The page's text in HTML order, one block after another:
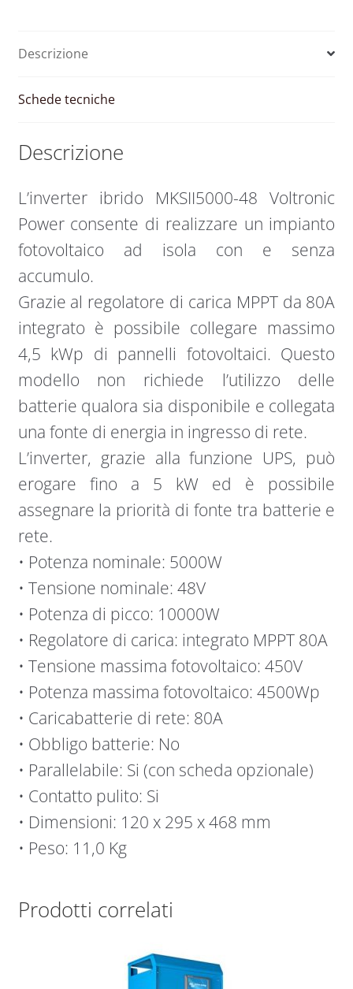
450V
4,5
MKSII5000-
|
Power
quantità
Descrizione
Schede tecniche
Descrizione
L’inverter ibrido MKSII5000-48 Voltronic
Power consente di realizzare un impianto
fotovoltaico ad isola con e senza
accumulo.
Grazie al regolatore di carica MPPT da 80A
integrato è possibile collegare massimo
4,5 kWp di pannelli fotovoltaici. Questo
modello non richiede l’utilizzo delle
batterie qualora sia disponibile e collegata
una fonte di energia in ingresso di rete.
L’inverter, grazie alla funzione UPS, può
erogare fino a 5 kW ed è possibile
assegnare la priorità di fonte tra batterie e
rete.
• Potenza nominale: 5000W
• Tensione nominale: 48V
• Potenza di picco: 10000W
• Regolatore di carica: integrato MPPT 80A
• Tensione massima fotovoltaico: 450V
• Potenza massima fotovoltaico: 4500Wp
• Caricabatterie di rete: 80A
• Obbligo batterie: No
• Parallelabile: Si (con scheda opzionale)
• Contatto pulito: Si
• Dimensioni: 120 x 295 x 468 mm
• Peso: 11,0 Kg
Prodotti correlati